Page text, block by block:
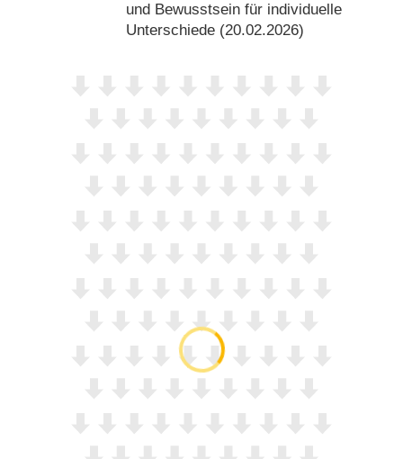
und Bewusstsein für individuelle
Unterschiede (20.02.2026)